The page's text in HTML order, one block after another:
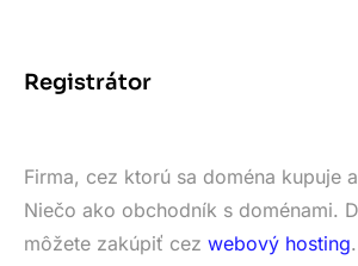
Registrátor
Firma, cez ktorú sa doména kupuje
Niečo ako obchodník s doménami.
môžete zakúpiť cez webový hosting.